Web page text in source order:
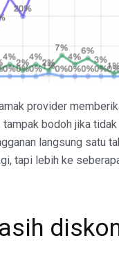
provider
bodoh jika
langsung satu
tapi lebih ke